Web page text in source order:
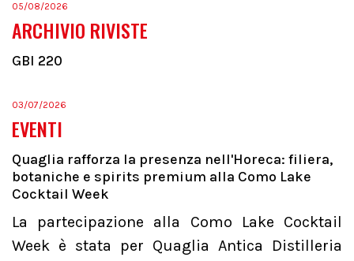
05/08/2026
ARCHIVIO RIVISTE
GBI 220
03/07/2026
EVENTI
Quaglia rafforza la presenza nell'Horeca: filiera,
botaniche e spirits premium alla Como Lake
Cocktail Week
La partecipazione alla Como Lake Cocktail
Week è stata per Quaglia Antica Distilleria